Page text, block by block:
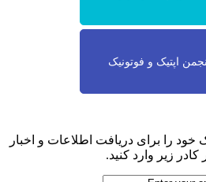
اپتیک و فوتونیک
را برای دریافت اطلاعات و اخبار
کادر زیر وارد کنید.